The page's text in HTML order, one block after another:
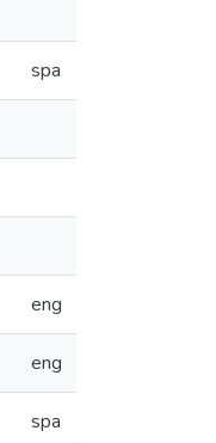
spa
eng
eng
spa